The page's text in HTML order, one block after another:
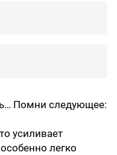
Помни следующее:
усиливает
легко